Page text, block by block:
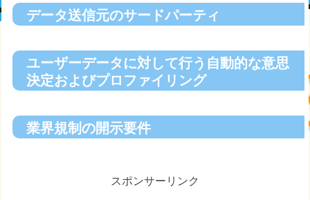
データ送信元のサードパーティ
ユーザーデータに対して行う自動的な意思
決定およびプロファイリング
業界規制の開示要件
スポンサーリンク